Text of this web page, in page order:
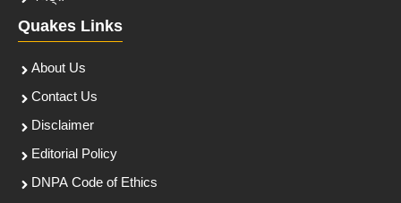
Quakes Links
About Us
Contact Us
Disclaimer
Editorial Policy
DNPA Code of Ethics